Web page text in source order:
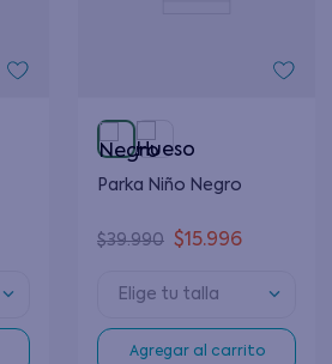
Parka Niño Negro
$39.990 $15.996
Elige tu talla
Agregar al carrito